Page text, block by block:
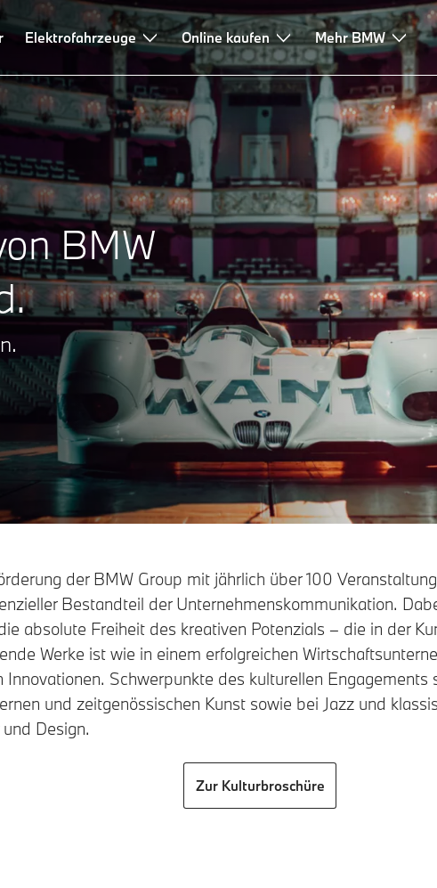
Elektrofahrzeuge Online kaufen Mehr BMW
BMW
der BMW Group mit jährlich über 100
Bestandteil der Unternehmenskommunikation.
absolute Freiheit des kreativen Potenzials – die in der
Werke ist wie in einem erfolgreichen
Innovationen. Schwerpunkte des kulturellen Engagements
und zeitgenössischen Kunst sowie bei Jazz und
Design.
Zur Kulturbroschüre